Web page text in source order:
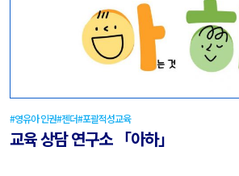
#영유아 인권#젠더#포괄적성교육
교육 상담 연구소 「아하」